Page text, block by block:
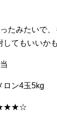
たみたいで、
てもいいかも
ロン4玉5kg